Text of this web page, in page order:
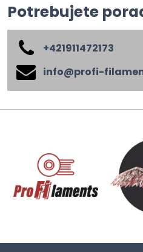
Potrebujete
+421911472173
info​@profi-